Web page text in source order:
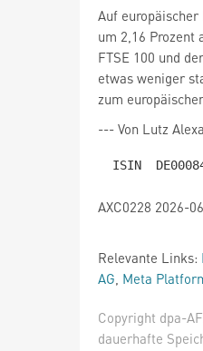
um 2,16 Prozent
FTSE 100 und
zum
--- Von Lutz
AXC0228 2026-
Relevante Links:
AG, Meta
Copyright dpa-
dauerhafte